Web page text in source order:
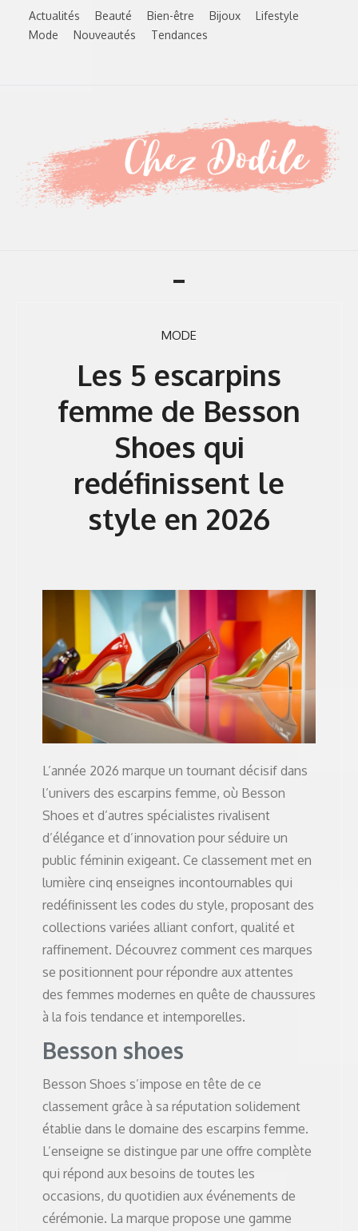
Actualités Beauté Bien-être Bijoux
Lifestyle
Mode
Nouveautés Tendances
Toggle
MODE
Les 5 escarpins
femme de Besson
Shoes qui
redéfinissent le
style en 2026
L’année 2026 marque un tournant décisif dans
l’univers des escarpins femme, où Besson
Shoes et d’autres spécialistes rivalisent
d’élégance et d’innovation pour séduire un
public féminin exigeant. Ce classement met en
lumière cinq enseignes incontournables qui
redéfinissent les codes du style, proposant des
collections variées alliant confort, qualité et
raffinement. Découvrez comment ces marques
se positionnent pour répondre aux attentes
des femmes modernes en quête de chaussures
à la fois tendance et intemporelles.
Besson shoes
Besson Shoes s’impose en tête de ce
classement grâce à sa réputation solidement
établie dans le domaine des escarpins femme.
L’enseigne se distingue par une offre complète
qui répond aux besoins de toutes les
occasions, du quotidien aux événements de
cérémonie. La marque propose une gamme